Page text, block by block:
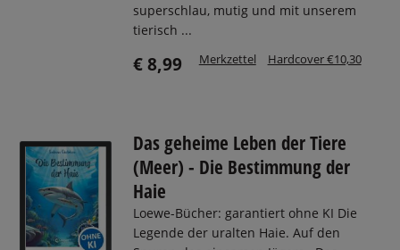
superschlau, mutig und mit unserem
tierisch ...
€ 8,99 Merkzettel Hardcover €10,30
Das geheime Leben der Tiere
(Meer) - Die Bestimmung der
Haie
Loewe-Bücher: garantiert ohne KI Die
Legende der uralten Haie. Auf den